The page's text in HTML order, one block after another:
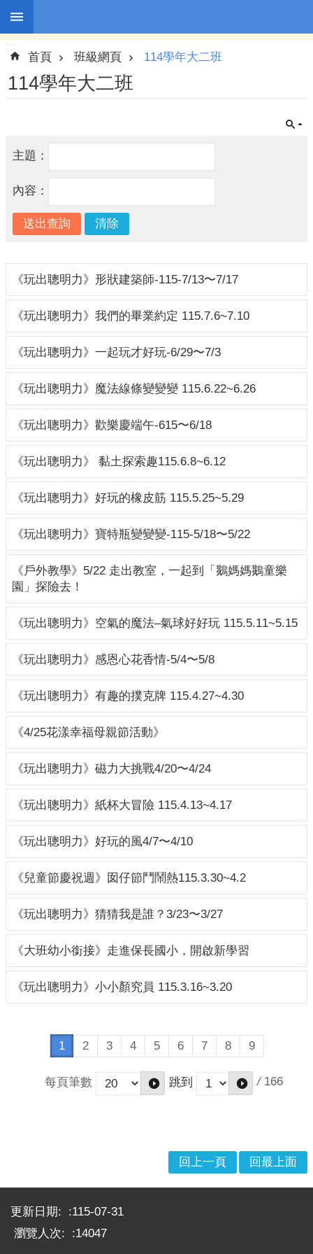
跳到主要內容區塊
進
階
尋
園
訊
幼
園
介
紹
生
入
園
訊
息
保
內
容
規
劃
網
頁
衛
教
專
欄
美
味
餐
點
校
園
活
動
花
絮
資
訊
園
地
緊
急
事
件
覽
:::
首頁 班級網頁 114學年大二班
114學年大二班
主題：
內容：
《玩出聰明力》形狀建築師-115-7/13〜7/17
《玩出聰明力》我們的畢業約定 115.7.6~7.10
《玩出聰明力》一起玩才好玩-6/29〜7/3
《玩出聰明力》魔法線條變變變 115.6.22~6.26
《玩出聰明力》歡樂慶端午-615〜6/18
《玩出聰明力》 黏土探索趣115.6.8~6.12
《玩出聰明力》好玩的橡皮筋 115.5.25~5.29
《玩出聰明力》寶特瓶變變變-115-5/18〜5/22
《戶外教學》5/22 走出教室，一起到「鵝媽媽鵝童樂
園」探險去！
《玩出聰明力》空氣的魔法–氣球好好玩 115.5.11~5.15
《玩出聰明力》感恩心花香情-5/4〜5/8
《玩出聰明力》有趣的撲克牌 115.4.27~4.30
《4/25花漾幸福母親節活動》
《玩出聰明力》磁力大挑戰4/20〜4/24
《玩出聰明力》紙杯大冒險 115.4.13~4.17
《玩出聰明力》好玩的風4/7〜4/10
《兒童節慶祝週》囡仔節鬥鬧熱115.3.30~4.2
《玩出聰明力》猜猜我是誰？3/23〜3/27
《大班幼小銜接》走進保長國小，開啟新學習
《玩出聰明力》小小顏究員 115.3.16~3.20
1 2 3 4 5 6 7 8 9
每頁筆數 跳到 / 166
回上一頁 回最上面
更新日期:
115-07-31
瀏覽人次:
14047